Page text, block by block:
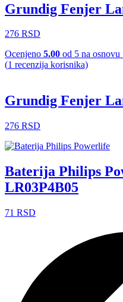
Grundig Fenjer
276 RSD
Ocenjeno 5.00 od 5 na osnovu
(1 recenzija korisnika)
Grundig Fenjer
276 RSD
Baterija Philips
LR03P4B05
71 RSD